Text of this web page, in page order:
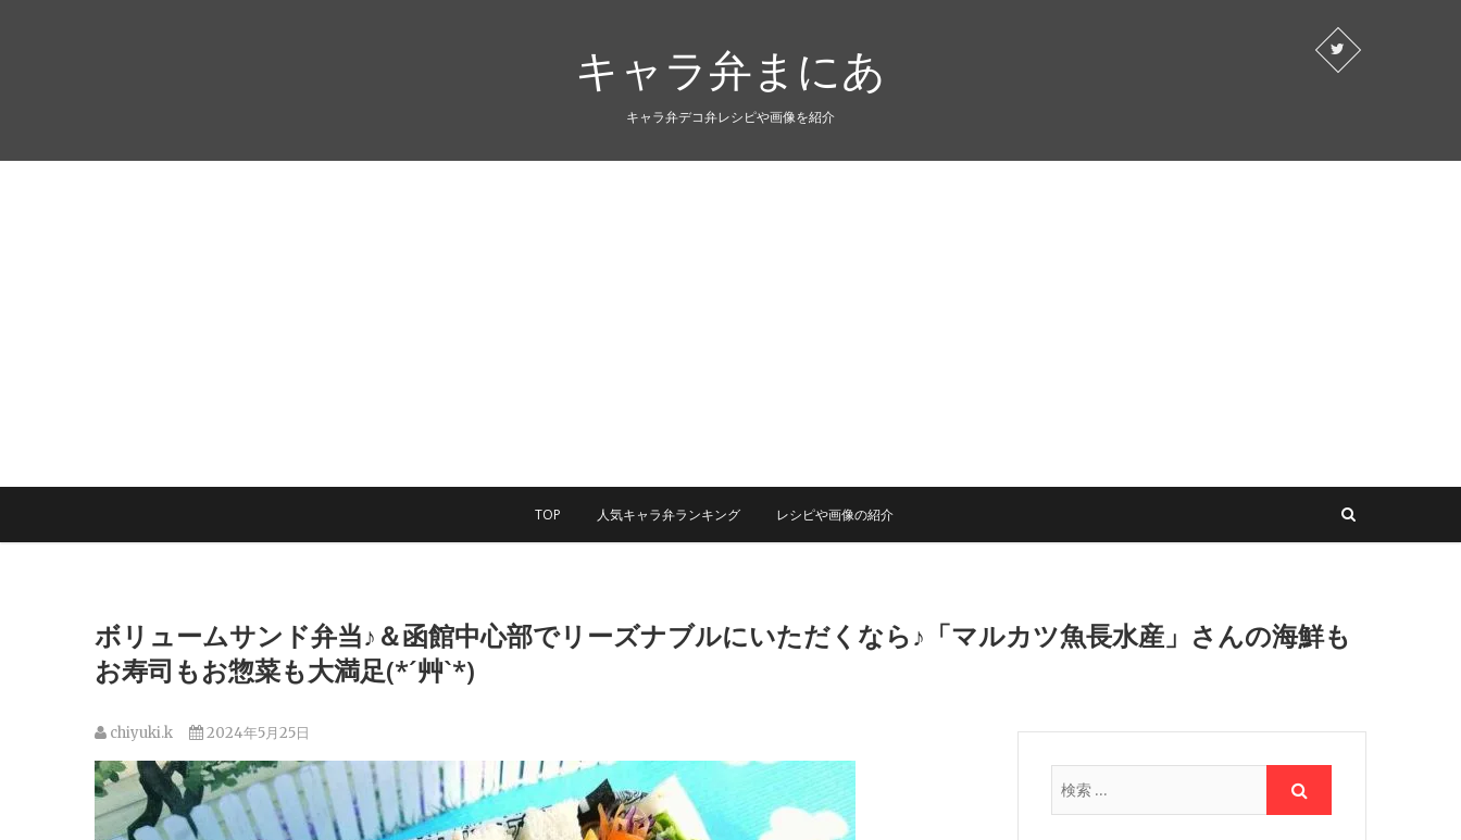
キャラ弁まにあ
キャラ弁デコ弁レシピや画像を紹介
TOP 人気キャラ弁ランキング レシピや画像の紹介
ボリュームサンド弁当♪＆函館中心部でリーズナブルにいただくなら♪「マルカツ魚長水産」さんの海鮮も
お寿司もお惣菜も大満足(*´艸`*)
chiyuki.k 2024年5月25日